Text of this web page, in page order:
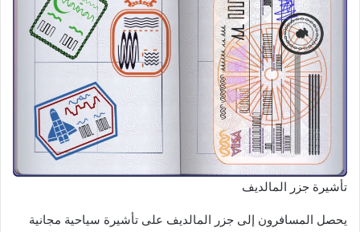
تأشيرة جزر المالديف
يحصل المسافرون إلى جزر المالديف على تأشيرة سياحية مجانية